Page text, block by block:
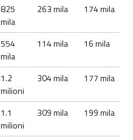
825
mila
263 mila 174 mila
554
mila
114 mila 16 mila
1.2
milioni
304 mila 177 mila
1.1
milioni
309 mila 199 mila